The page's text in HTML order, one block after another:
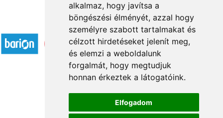
alkalmaz, hogy javítsa a
böngészési élményét, azzal hogy
személyre szabott tartalmakat és
célzott hirdetéseket jelenít meg,
és elemzi a weboldalunk
forgalmát, hogy megtudjuk
honnan érkeztek a látogatóink.
Elfogadom
Elfogadott fizetési módok
Á.SZ.F.
Impresszum